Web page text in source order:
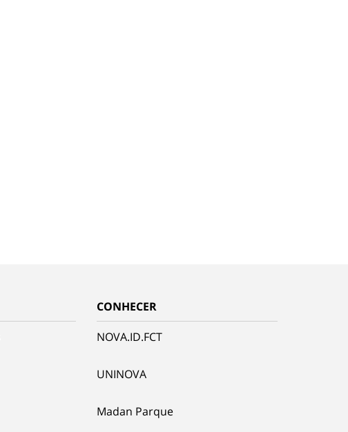
CONHECER
NOVA.ID.FCT
UNINOVA
Madan Parque